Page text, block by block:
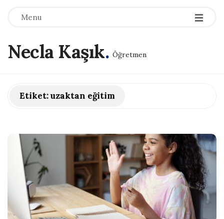
Menu
Necla Kaşık. Öğretmen
Etiket:uzaktan eğitim